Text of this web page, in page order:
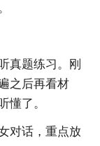
真题练习。刚
之后再看材
懂了。
对话，重点放